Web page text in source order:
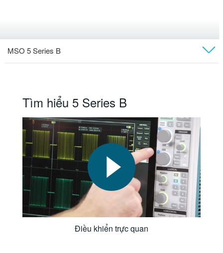
MSO 5 Series B
Mẫu máy
So sánh
Ứng dụng
Video
Phần mềm
Nâng cấp
Tìm hiểu 5 Series B
Điều khiển trực quan